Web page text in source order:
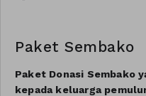
Paket Sembako
Paket Donasi Sembako
kepada keluarga